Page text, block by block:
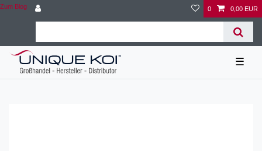
Zum Blog 0 0,00 EUR
☰